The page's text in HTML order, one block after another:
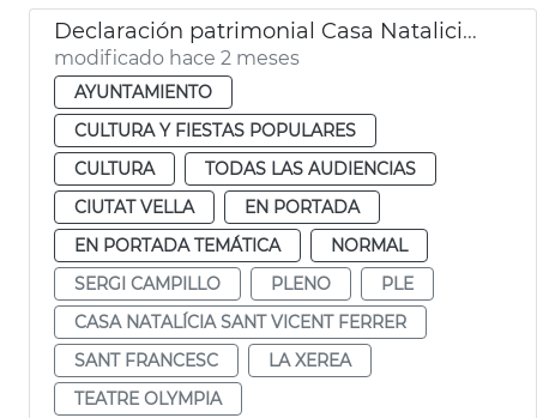
Declaración patrimonial Casa Natalicia San Vicente Ferrer y Teatro Olympia València
modificado hace 2 meses
AYUNTAMIENTO
CULTURA Y FIESTAS POPULARES
CULTURA
TODAS LAS AUDIENCIAS
CIUTAT VELLA
EN PORTADA
EN PORTADA TEMÁTICA
NORMAL
SERGI CAMPILLO
PLENO
PLE
CASA NATALÍCIA SANT VICENT FERRER
SANT FRANCESC
LA XEREA
TEATRE OLYMPIA